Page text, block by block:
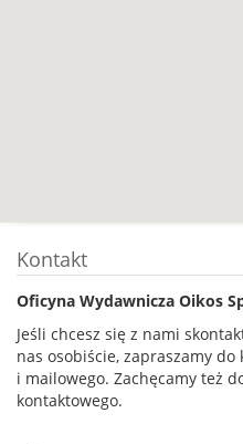
Kontakt
Oficyna Wydawnicza Oikos
Jeśli chcesz się z nami
nas osobiście, zapraszamy
i mailowego. Zachęcamy też
kontaktowego.